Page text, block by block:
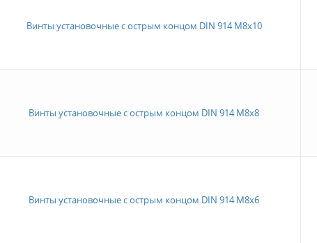
Винты установочные с острым концом DIN 914 M8x10
Винты установочные с острым концом DIN 914 M8x8
Винты установочные с острым концом DIN 914 M8x6